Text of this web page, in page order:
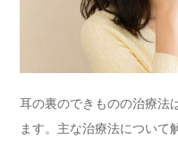
耳の裏のできものの治療法
ます。主な治療法について